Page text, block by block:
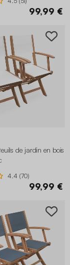
99,99 €
de jardin en bois
4.4 (70)
99,99 €